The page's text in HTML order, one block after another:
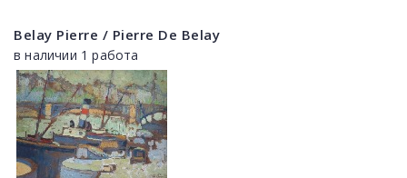
Belay Pierre / Pierre De Belay
в наличии 1 работа